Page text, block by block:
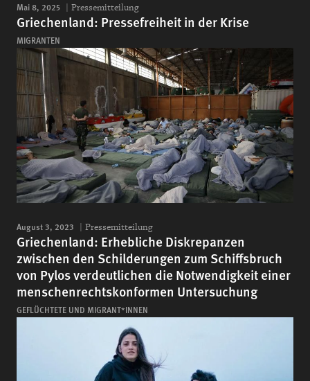
Mai 8, 2025 Pressemitteilung
Griechenland: Pressefreiheit in der Krise
MIGRANTEN
August 3, 2023 Pressemitteilung
Griechenland: Erhebliche Diskrepanzen
zwischen den Schilderungen zum Schiffsbruch
von Pylos verdeutlichen die Notwendigkeit einer
menschenrechtskonformen Untersuchung
GEFLÜCHTETE UND MIGRANT*INNEN